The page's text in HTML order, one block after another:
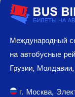
Международный
на автобусные
Грузии,
г. Москва,